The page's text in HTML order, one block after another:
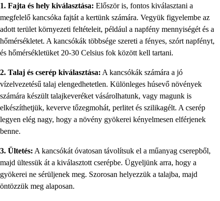
1. Fajta és hely kiválasztása: Először is, fontos kiválasztani a
megfelelő kancsóka fajtát a kertünk számára. Vegyük figyelembe az
adott terület környezeti feltételeit, például a napfény mennyiségét és a
hőmérsékletet. A kancsókák többsége szereti a fényes, szórt napfényt,
és hőmérsékletüket 20-30 Celsius fok között kell tartani.
2. Talaj és cserép kiválasztása: A kancsókák számára a jó
vízelvezetésű talaj elengedhetetlen. Különleges húsevő növények
számára készült talajkeveréket vásárolhatunk, vagy magunk is
elkészíthetjük, keverve tőzegmohát, perlitet és szilikagélt. A cserép
legyen elég nagy, hogy a növény gyökerei kényelmesen elférjenek
benne.
3. Ültetés: A kancsókát óvatosan távolítsuk el a műanyag cserepből,
majd ültessük át a kiválasztott cserépbe. Ügyeljünk arra, hogy a
gyökerei ne sérüljenek meg. Szorosan helyezzük a talajba, majd
öntözzük meg alaposan.